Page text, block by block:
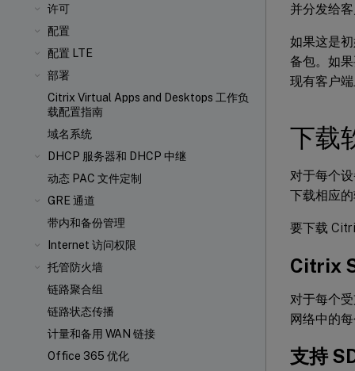
许可
配置
配置 LTE
部署
Citrix Virtual Apps and Desktops 工作负
载配置指南
域名系统
DHCP 服务器和 DHCP 中继
动态 PAC 文件定制
GRE 通道
带内和备份管理
Internet 访问权限
托管防火墙
链路聚合组
链路状态传播
计量和备用 WAN 链接
Office 365 优化
并分发给
如果这是
备包。如
现有客户
下载
对于每个
下载相应
要下载
Citrix
对于每个
网络中的
支持